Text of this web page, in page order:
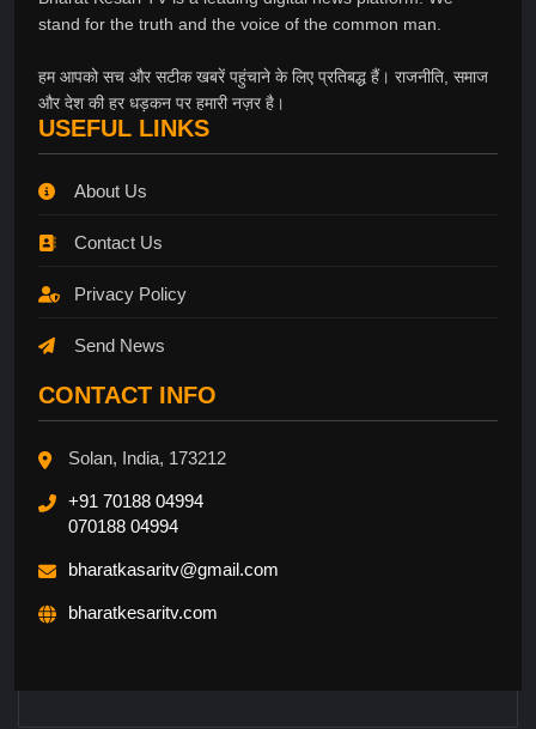
stand for the truth and the voice of the common man.
हम आपको सच और सटीक खबरें पहुंचाने के लिए प्रतिबद्ध हैं। राजनीति, समाज
और देश की हर धड़कन पर हमारी नज़र है।
USEFUL LINKS
About Us
Contact Us
Privacy Policy
Send News
CONTACT INFO
Solan, India, 173212
+91 70188 04994
070188 04994
bharatkasaritv@gmail.com
bharatkesaritv.com